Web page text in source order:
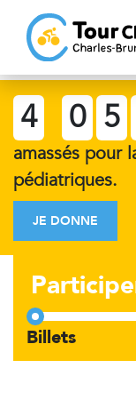
4 0 5
amassés pour
pédiatriques.
JE DONNE